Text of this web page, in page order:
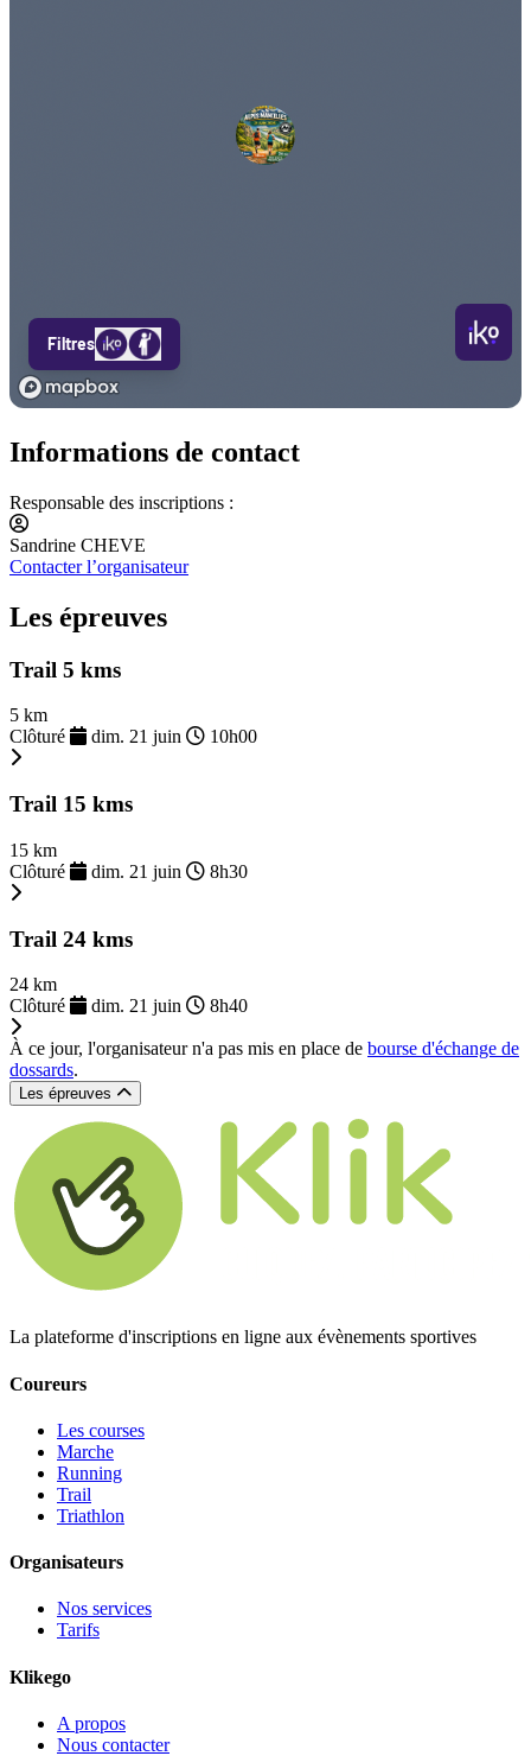
Informations de contact
Responsable des inscriptions :
Sandrine CHEVE
Contacter l’organisateur
Les épreuves
Trail 5 kms
5 km
Clôturé
dim. 21 juin 10h00
Trail 15 kms
15 km
Clôturé
dim. 21 juin 8h30
Trail 24 kms
24 km
Clôturé
dim. 21 juin 8h40
À ce jour, l'organisateur n'a pas mis en place de bourse d'échange de
dossards.
Les épreuves
La plateforme d'inscriptions en ligne aux évènements sportives
Coureurs
Les courses
Marche
Running
Trail
Triathlon
Organisateurs
Nos services
Tarifs
Klikego
A propos
Nous contacter